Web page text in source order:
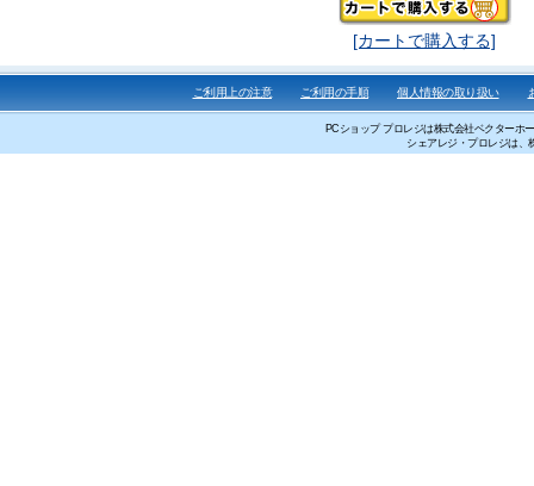
[カートで購入する]
ご利用上の注意 ご利用の手順 個人情報の取り扱い
PCショップ プロレジは株式会社ベクターホ
シェアレジ・プロレジは、